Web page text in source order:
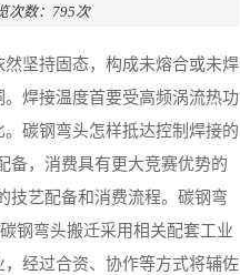
次数：795次
坚持固态，构成未熔合或未焊
焊接温度首要受高频涡流热功
碳钢弯头怎样抵达控制焊接的
备，消费具有更大竞赛优势的
技艺配备和消费流程。碳钢弯
钢弯头搬迁采用相关配套工业
经过合资、协作等方式将辅佐